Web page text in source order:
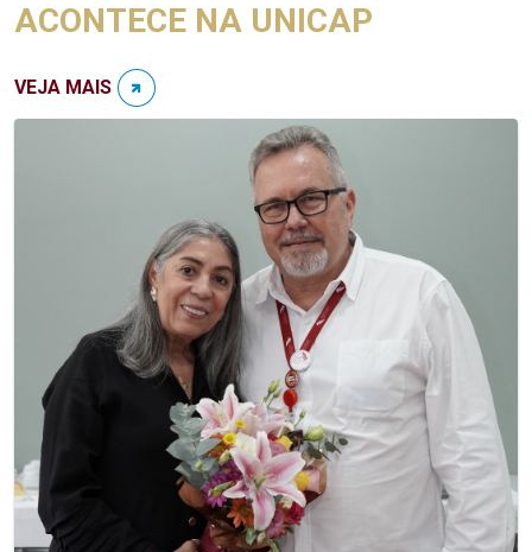
ACONTECE NA UNICAP
VEJA MAIS